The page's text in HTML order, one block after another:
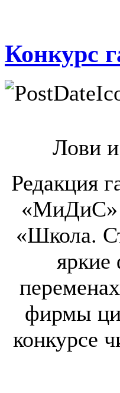
Конкурс
Лови
Редакция
«МиДиС»
«Школа.
яркие
фирмы
конкурсе